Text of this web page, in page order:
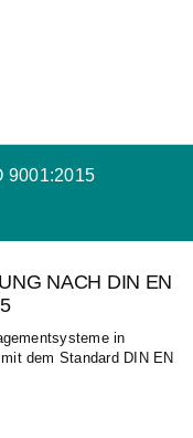
9001:2015
NACH DIN EN
in
dem Standard DIN EN